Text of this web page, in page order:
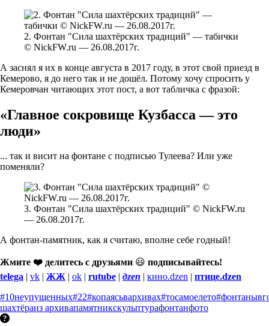
2. Фонтан "Сила шахтёрских традиций" — табички
© NickFW.ru — 26.08.2017г.
А заснял я их в конце августа в 2017 году, в этот свой приезд в
Кемерово, я до него так и не дошёл. Потому хочу спросить у
Кемеровчан читающих этот пост, а вот табличка с фразой:
«Главное сокровище Кузбасса — это
люди»
... так и висит на фонтане с подписью Тулеева? Или уже
поменяли?
3. Фонтан "Сила шахтёрских традиций" © NickFW.ru
— 26.08.2017г.
А фонтан-памятник, как я считаю, вполне себе годный!
Жмите ❤️ делитесь с друзьями 😃 подписывайтесь!
telega | vk | ЖЖ | ok | rutube | дzen | кино.dzen | птице.dzen
#10неупущенных#22#копаясьвархивах#тосамоелето
шахтёраиз архивапамятникскульптурафонтанфото